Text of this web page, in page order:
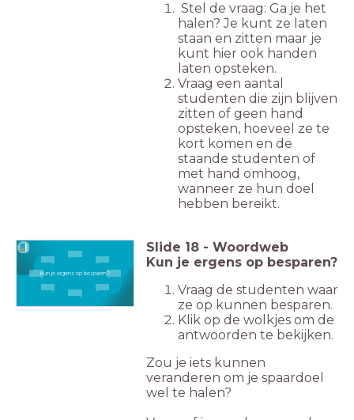
Stel de vraag: Ga je het
halen? Je kunt ze laten
staan en zitten maar je
kunt hier ook handen
laten opsteken.
Vraag een aantal
studenten die zijn blijven
zitten of geen hand
opsteken, hoeveel ze te
kort komen en de
staande studenten of
met hand omhoog,
wanneer ze hun doel
hebben bereikt.
Kun je ergens op besparen?
Slide 18 - Woordweb
Kun je ergens op besparen?
Vraag de studenten waar
ze op kunnen besparen.
Klik op de wolkjes om de
antwoorden te bekijken.
Zou je iets kunnen
veranderen om je spaardoel
wel te halen?